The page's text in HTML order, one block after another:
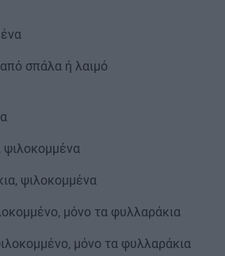
σπάλα ή λαιμό
ψιλοκομμένα
ψιλοκομμένα
μόνο τα φυλλαράκια
μόνο τα φυλλαράκια